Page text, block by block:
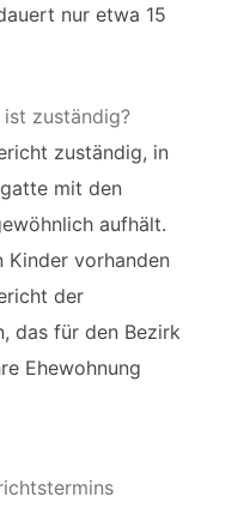
nur etwa 15
ist zuständig?
zuständig, in
mit den
aufhält.
Kinder vorhanden
der
das für den Bezirk
Ehewohnung